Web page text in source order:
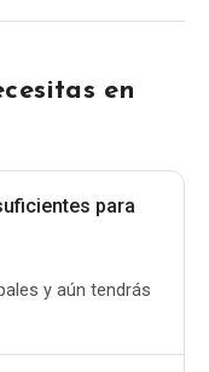
en
para
y aún tendrás